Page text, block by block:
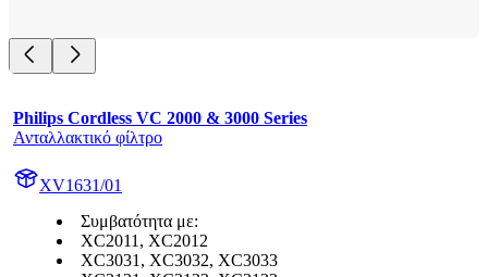
Philips Cordless VC 2000 & 3000 Series
Ανταλλακτικό φίλτρο
XV1631/01
Συμβατότητα με:
XC2011, XC2012
XC3031, XC3032, XC3033